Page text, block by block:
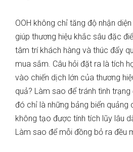
OOH không chỉ tăng độ nhận
giúp thương hiệu khắc sâu đặc
tâm trí khách hàng và thúc đẩy
mua sắm. Câu hỏi đặt ra là tích
vào chiến dịch lớn của thương
quả? Làm sao để tránh tình
đó chỉ là những bảng biển
không tạo được tính tích lũy lâu
Làm sao để mỗi đồng bỏ ra đều